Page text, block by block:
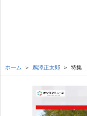
ホーム 鵜澤正太郎 特集